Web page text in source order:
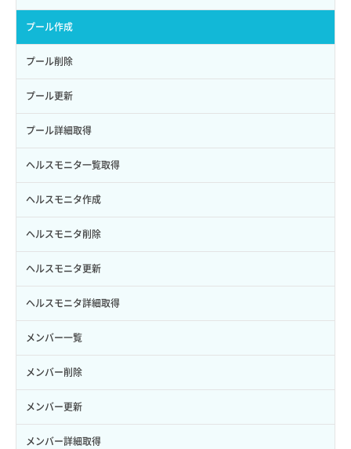
サブユーザー一覧取得
サブユーザー作成
サブユーザー削除
サブユーザー更新
サブユーザー詳細取得
トークン発行
パーミッション一覧取得
ロールからパーミッションを紐づけ解除
ロールにパーミッションを紐づけ
ロール一覧取得
ロール作成
ロール削除
ロール更新
イメージ保存容量取得
イメージ保存容量変更
イメージ削除
イメージ詳細取得
SSHキーペア削除
SSHキーペア詳細取得
アタッチ済みポート一覧取得
アタッチ済みポート詳細取得
アタッチ済みボリューム一覧
アタッチ済みボリューム詳細取得
コンソールURL発行
サーバーに紐づくアドレス取得
サーバーに紐づくアドレス取得（ネットワーク指定）
サーバーに紐づくセキュリティグループ取得
サーバープラン一覧取得
サーバープラン変更
サーバープラン詳細一覧取得
サブネット一覧取得
サブネット作成（ローカルネットワーク用）
サブネット削除（ローカルネットワーク用）
サブネット詳細取得
セキュリティグループ ルール一覧取得
セキュリティグループ ルール作成
セキュリティグループ ルール削除
セキュリティグループ ルール詳細取得
セキュリティグループ一覧取得
セキュリティグループ作成
セキュリティグループ削除
セキュリティグループ更新
セキュリティグループ詳細取得
プール作成
プール削除
プール更新
プール詳細取得
ヘルスモニタ一覧取得
ヘルスモニタ作成
ヘルスモニタ削除
ヘルスモニタ更新
ヘルスモニタ詳細取得
メンバー一覧
メンバー削除
メンバー更新
メンバー詳細取得